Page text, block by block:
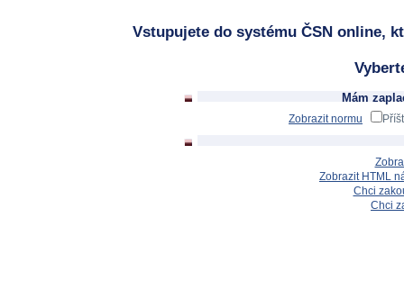
Vstupujete do systému ČSN online,
Mám
Zobrazit normu
Zobrazit HTML
Chci
Chci